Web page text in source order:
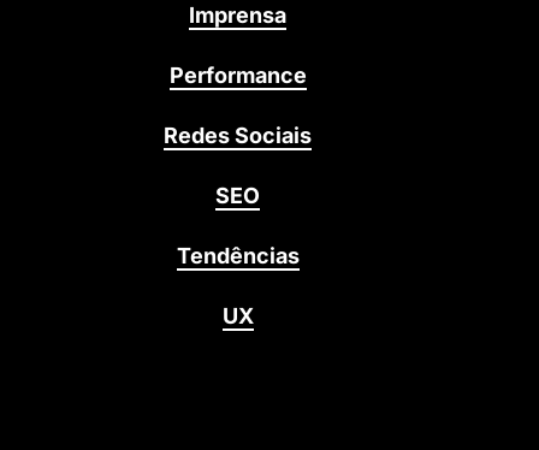
Imprensa
Performance
Redes Sociais
SEO
Tendências
UX